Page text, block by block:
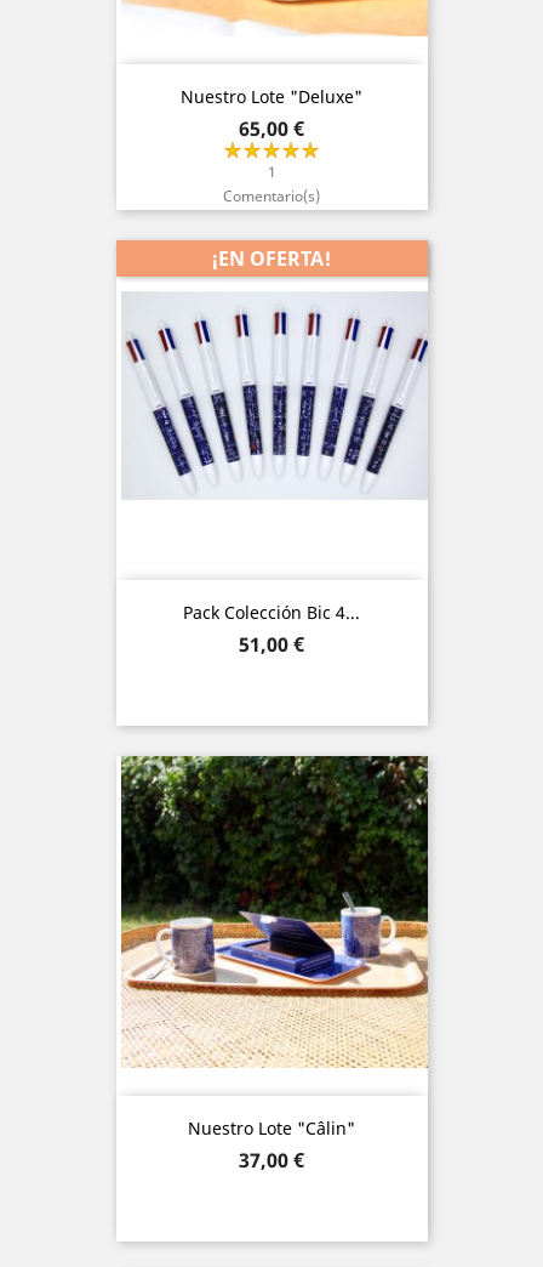
Nuestro Lote "Deluxe"
Precio
65,00 €
1
Comentario(s)
Pack Colección Bic 4...
Precio
51,00 €
¡EN OFERTA!
Nuestro Lote "câlin"
Precio
37,00 €